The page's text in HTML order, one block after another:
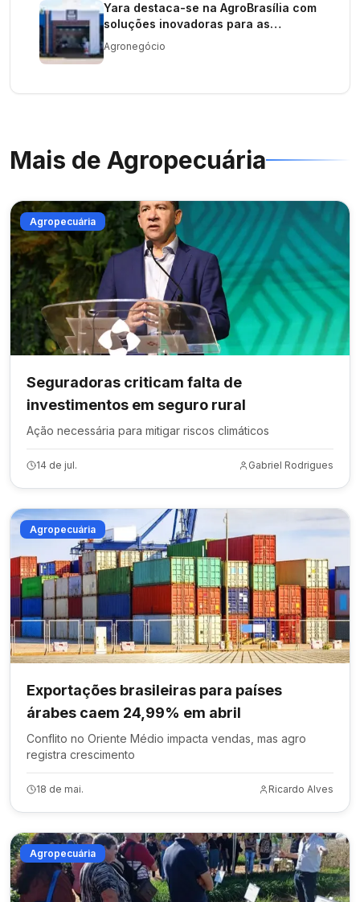
Yara destaca-se na AgroBrasília com
soluções inovadoras para as
principais culturas do Cerrado
Agronegócio
Mais de Agropecuária
Agropecuária
Seguradoras criticam falta de
investimentos em seguro rural
Ação necessária para mitigar riscos climáticos
14 de jul. Gabriel Rodrigues
Agropecuária
Exportações brasileiras para países
árabes caem 24,99% em abril
Conflito no Oriente Médio impacta vendas, mas agro
registra crescimento
18 de mai. Ricardo Alves
Agropecuária